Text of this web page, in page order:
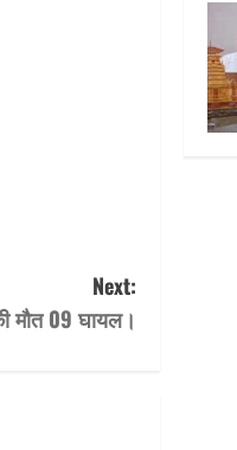
Next:
मौत 09 घायल।